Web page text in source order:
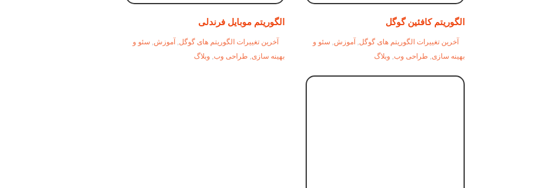
الگوریتم کافئین گوگل
آخرین تغییرات الگوریتم های گوگل آموزش سئو و
بهینه سازی طراحی وب, وبلاگ
الگوریتم موبایل فرندلی
آخرین تغییرات الگوریتم های گوگل آموزش سئو و
بهینه سازی طراحی وب, وبلاگ